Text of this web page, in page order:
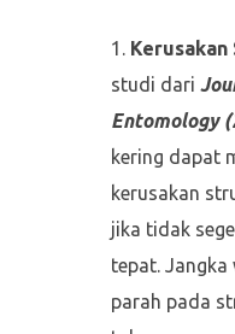
studi dari
Entomology
kering dapat
kerusakan
jika tidak
tepat. Jangka
parah pada